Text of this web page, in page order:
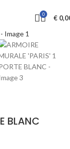
0 €
BLANC